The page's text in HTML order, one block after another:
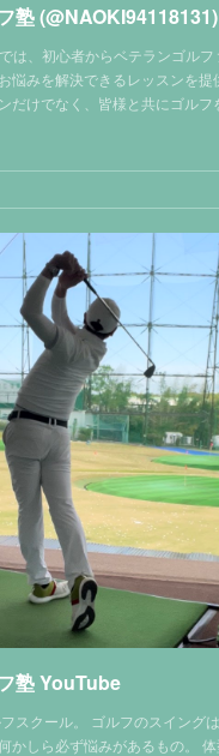
塾
は、初心者からベテランゴルフ
悩みを解決できるレッスンを提
だけでなく、皆様と共にゴルフ
塾 YouTube
スクール。 ゴルフのスイング
かしら必ず悩みがあるもの。